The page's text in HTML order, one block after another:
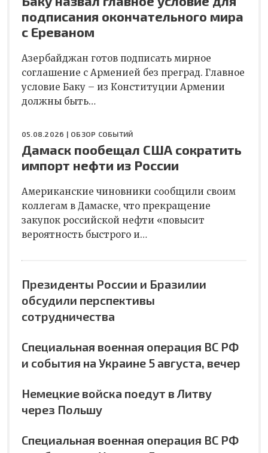
подписания окончательного мира
с Ереваном
Азербайджан готов подписать мирное
соглашение с Арменией без преград. Главное
условие Баку – из Конституции Армении
должны быть…
05.08.2026 | ОБЗОР СОБЫТИЙ
Дамаск пообещал США сократить
импорт нефти из России
Американские чиновники сообщили своим
коллегам в Дамаске, что прекращение
закупок российской нефти «повысит
вероятность быстрого и…
Президенты России и Бразилии
обсудили перспективы
сотрудничества
Специальная военная операция ВС РФ
и события на Украине 5 августа, вечер
Немецкие войска поедут в Литву
через Польшу
Специальная военная операция ВС РФ